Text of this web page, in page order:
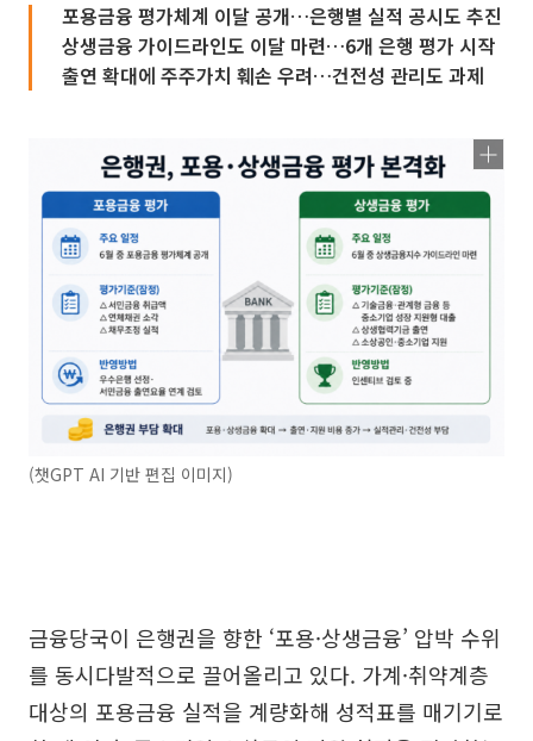
포용금융 평가체계 이달 공개…은행별 실적 공시도 추진
상생금융 가이드라인도 이달 마련…6개 은행 평가 시작
출연 확대에 주주가치 훼손 우려…건전성 관리도 과제
(챗GPT AI 기반 편집 이미지)
금융당국이 은행권을 향한 ‘포용·상생금융’ 압박 수위
를 동시다발적으로 끌어올리고 있다. 가계·취약계층
대상의 포용금융 실적을 계량화해 성적표를 매기기로